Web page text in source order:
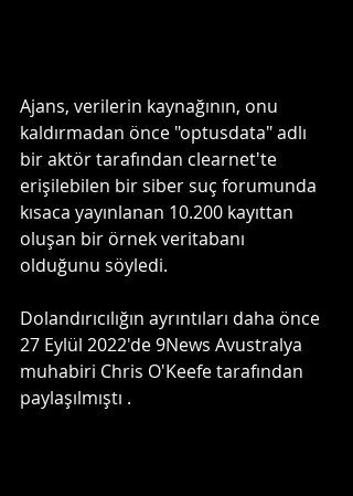
Ajans, verilerin kaynağının, onu
kaldırmadan önce "optusdata" adlı
bir aktör tarafından clearnet'te
erişilebilen bir siber suç forumunda
kısaca yayınlanan 10.200 kayıttan
oluşan bir örnek veritabanı
olduğunu söyledi.
Dolandırıcılığın ayrıntıları daha önce
27 Eylül 2022'de 9News Avustralya
muhabiri Chris O'Keefe tarafından
paylaşılmıştı .